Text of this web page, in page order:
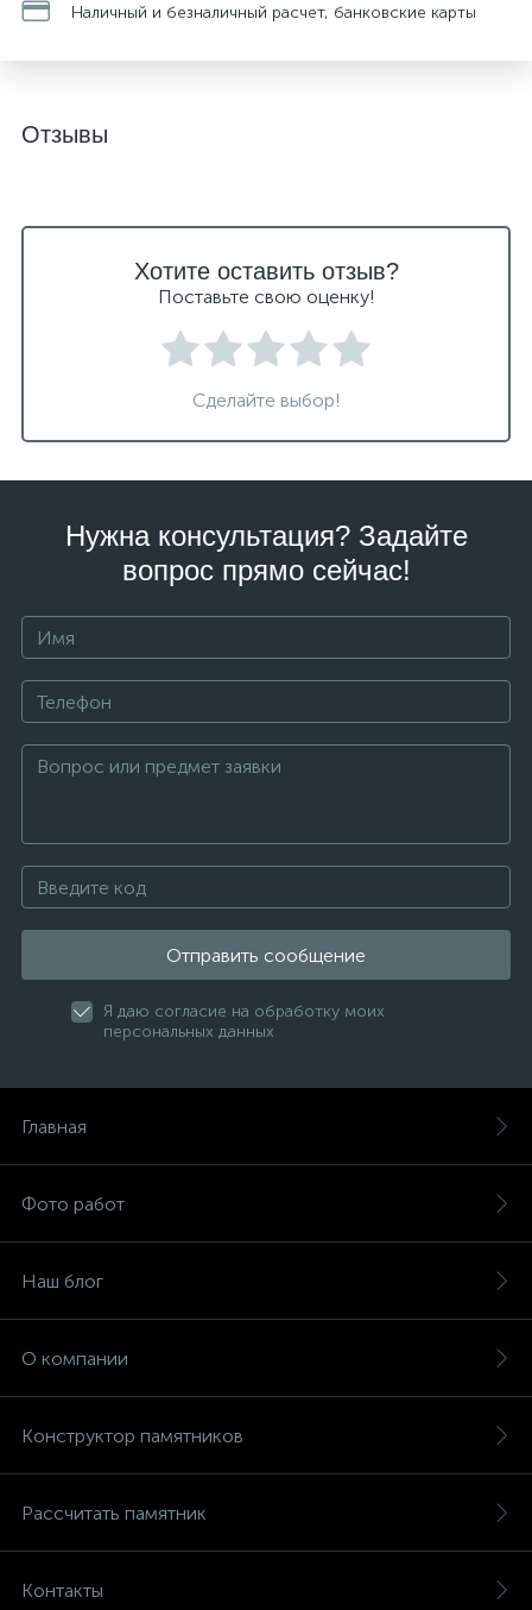
Наличный и безналичный расчет, банковские карты
Отзывы
Хотите оставить отзыв?
Поставьте свою оценку!
Сделайте выбор!
Нужна консультация? Задайте
вопрос прямо сейчас!
Отправить сообщение
Я даю согласие на обработку моих
персональных данных
Главная
Фото работ
Наш блог
О компании
Конструктор памятников
Рассчитать памятник
Контакты